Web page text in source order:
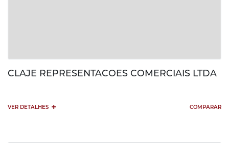
CLAJE REPRESENTACOES COMERCIAIS LTDA
VER DETALHES + COMPARAR